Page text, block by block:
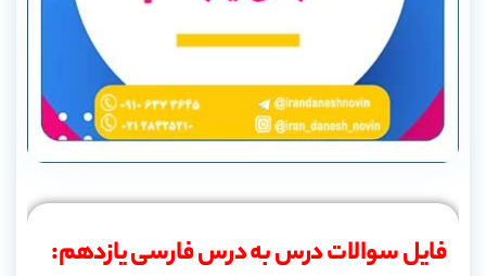
فایل سوالات درس به درس فارسی یازدهم: